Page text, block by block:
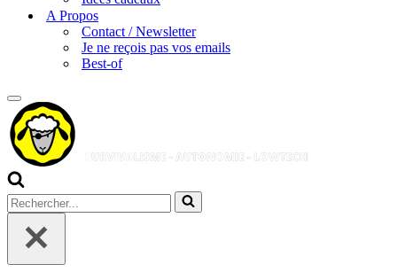
A Propos
Contact / Newsletter
Je ne reçois pas vos emails
Best-of
Menu
de
navigation
Rechercher...